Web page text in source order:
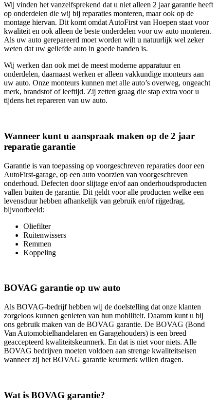
Wij vinden het vanzelfsprekend dat u niet alleen 2 jaar garantie heeft
op onderdelen die wij bij reparaties monteren, maar ook op de
montage hiervan. Dit komt omdat AutoFirst van Hoepen staat voor
kwaliteit en ook alleen de beste onderdelen voor uw auto monteren.
Als uw auto gerepareerd moet worden wilt u natuurlijk wel zeker
weten dat uw geliefde auto in goede handen is.
Wij werken dan ook met de meest moderne apparatuur en
onderdelen, daarnaast werken er alleen vakkundige monteurs aan
uw auto. Onze monteurs kunnen met alle auto’s overweg, ongeacht
merk, brandstof of leeftijd. Zij zetten graag die stap extra voor u
tijdens het repareren van uw auto.
Wanneer kunt u aanspraak maken op de 2 jaar
reparatie garantie
Garantie is van toepassing op voorgeschreven reparaties door een
AutoFirst-garage, op een auto voorzien van voorgeschreven
onderhoud. Defecten door slijtage en/of aan onderhoudsproducten
vallen buiten de garantie. Dit geldt voor alle producten welke een
levensduur hebben afhankelijk van gebruik en/of rijgedrag,
bijvoorbeeld:
Oliefilter
Ruitenwissers
Remmen
Koppeling
BOVAG garantie op uw auto
Als BOVAG-bedrijf hebben wij de doelstelling dat onze klanten
zorgeloos kunnen genieten van hun mobiliteit. Daarom kunt u bij
ons gebruik maken van de BOVAG garantie. De BOVAG (Bond
Van Automobielhandelaren en Garagehouders) is een breed
geaccepteerd kwaliteitskeurmerk. En dat is niet voor niets. Alle
BOVAG bedrijven moeten voldoen aan strenge kwaliteitseisen
wanneer zij het BOVAG garantie keurmerk willen dragen.
Wat is BOVAG garantie?